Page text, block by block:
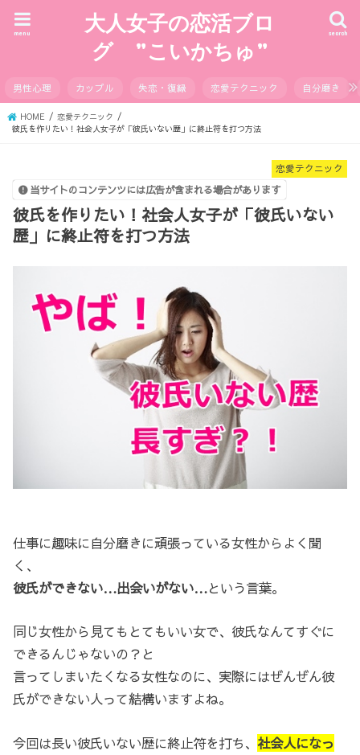
大人女子の恋活ブロ
グ ”こいかちゅ”
search
menu
男性心理 カップル 失恋・復縁 恋愛テクニック 自分磨き
HOME
恋愛テクニック
彼氏を作りたい！社会人女子が「彼氏いない歴」に終止符を打つ方法
恋愛テクニック
当サイトのコンテンツには広告が含まれる場合があります
彼氏を作りたい！社会人女子が「彼氏いない
歴」に終止符を打つ方法
仕事に趣味に自分磨きに頑張っている女性からよく聞
く、
彼氏ができない…出会いがない…という言葉。
同じ女性から見てもとてもいい女で、彼氏なんてすぐに
できるんじゃないの？と
言ってしまいたくなる女性なのに、実際にはぜんぜん彼
氏ができない人って結構いますよね。
今回は長い彼氏いない歴に終止符を打ち、社会人になっ